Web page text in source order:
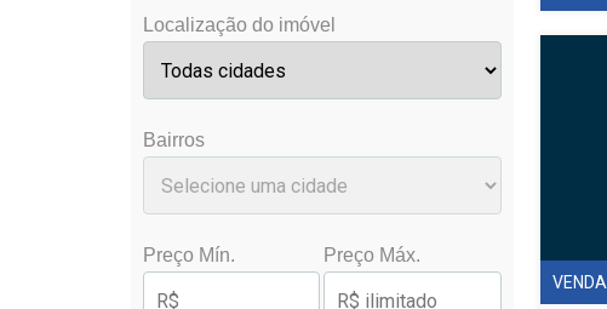
VENDA
Localização do imóvel
Bairros
Preço Mín. Preço Máx.